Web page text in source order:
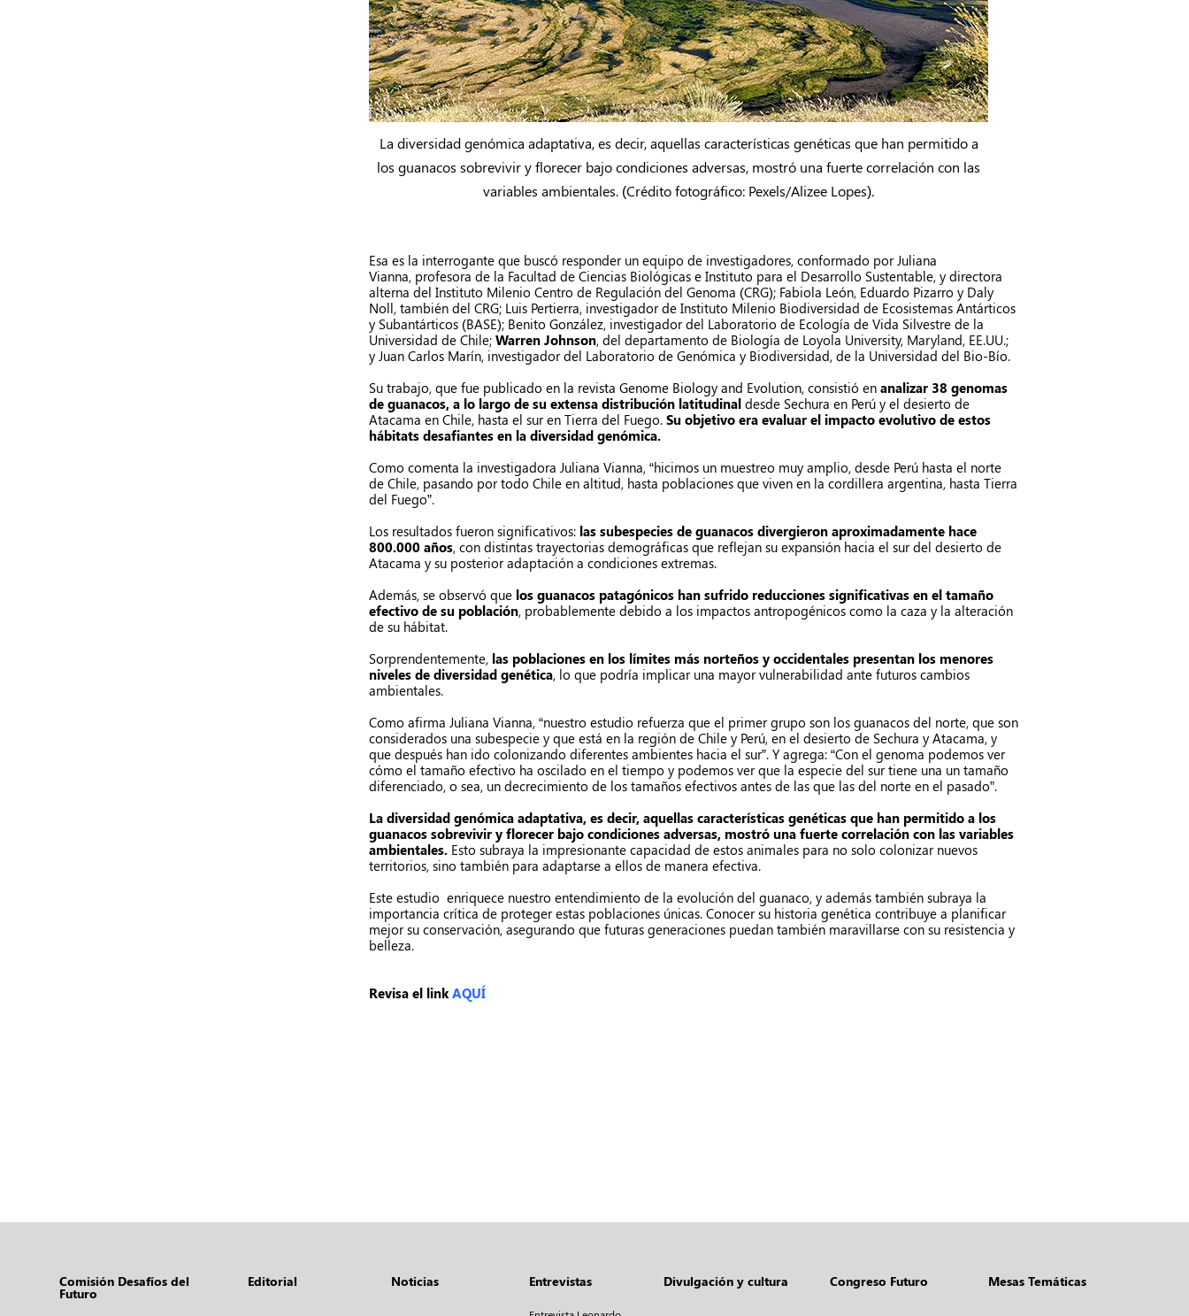
La diversidad genómica adaptativa, es decir, aquellas características genéticas que han permitido a
los guanacos sobrevivir y florecer bajo condiciones adversas, mostró una fuerte correlación con las
variables ambientales. (Crédito fotográfico: Pexels/Alizee Lopes).
Esa es la interrogante que buscó responder un equipo de investigadores, conformado porJuliana
Vianna, profesora de la Facultad de Ciencias Biológicas e Instituto para el Desarrollo Sustentable, y directora
alterna del Instituto Milenio Centro de Regulación del Genoma (CRG); Fabiola León, Eduardo Pizarro y Daly
Noll, también del CRG; Luis Pertierra, investigador de Instituto Milenio Biodiversidad de Ecosistemas Antárticos
y Subantárticos (BASE); Benito González, investigador del Laboratorio de Ecología de Vida Silvestre de la
Universidad de Chile; Warren Johnson, del departamento de Biología de Loyola University, Maryland, EE.UU.;
y Juan Carlos Marín, investigador del Laboratorio de Genómica y Biodiversidad, de la Universidad del Bio-Bío.
Su trabajo, que fue publicado en la revista Genome Biology and Evolution, consistió en analizar 38 genomas
de guanacos, a lo largo de su extensa distribución latitudinal desde Sechura en Perú y el desierto de
Atacama en Chile, hasta el sur en Tierra del Fuego. Su objetivo era evaluar el impacto evolutivo de estos
hábitats desafiantes en la diversidad genómica.
Como comenta la investigadora Juliana Vianna, “hicimos un muestreo muy amplio, desde Perú hasta el norte
de Chile, pasando por todo Chile en altitud, hasta poblaciones que viven en la cordillera argentina, hasta Tierra
del Fuego”.
Los resultados fueron significativos: las subespecies de guanacos divergieron aproximadamente hace
800.000 años, con distintas trayectorias demográficas que reflejan su expansión hacia el sur del desierto de
Atacama y su posterior adaptación a condiciones extremas.
Además, se observó que los guanacos patagónicos han sufrido reducciones significativas en el tamaño
efectivo de su población, probablemente debido a los impactos antropogénicos como la caza y la alteración
de su hábitat.
Sorprendentemente, las poblaciones en los límites más norteños y occidentales presentan los menores
niveles de diversidad genética, lo que podría implicar una mayor vulnerabilidad ante futuros cambios
ambientales.
Como afirma Juliana Vianna, “nuestro estudio refuerza que el primer grupo son los guanacos del norte, que son
considerados una subespecie y que está en la región de Chile y Perú, en el desierto de Sechura y Atacama, y
que después han ido colonizando diferentes ambientes hacia el sur”. Y agrega: “Con el genoma podemos ver
cómo el tamaño efectivo ha oscilado en el tiempo y podemos ver que la especie del sur tiene una un tamaño
diferenciado, o sea, un decrecimiento de los tamaños efectivos antes de las que las del norte en el pasado”.
La diversidad genómica adaptativa, es decir, aquellas características genéticas que han permitido a los
guanacos sobrevivir y florecer bajo condiciones adversas, mostró una fuerte correlación con las variables
ambientales. Esto subraya la impresionante capacidad de estos animales para no solo colonizar nuevos
territorios, sino también para adaptarse a ellos de manera efectiva.
Este estudio enriquece nuestro entendimiento de la evolución del guanaco, y además también subraya la
importancia crítica de proteger estas poblaciones únicas. Conocer su historia genética contribuye a planificar
mejor su conservación, asegurando que futuras generaciones puedan también maravillarse con su resistencia y
belleza.
Revisa el linkAQUÍ
Comisión Desafíos del
Futuro
Editorial Noticias Entrevistas Divulgación y cultura Congreso Futuro Mesas Temáticas